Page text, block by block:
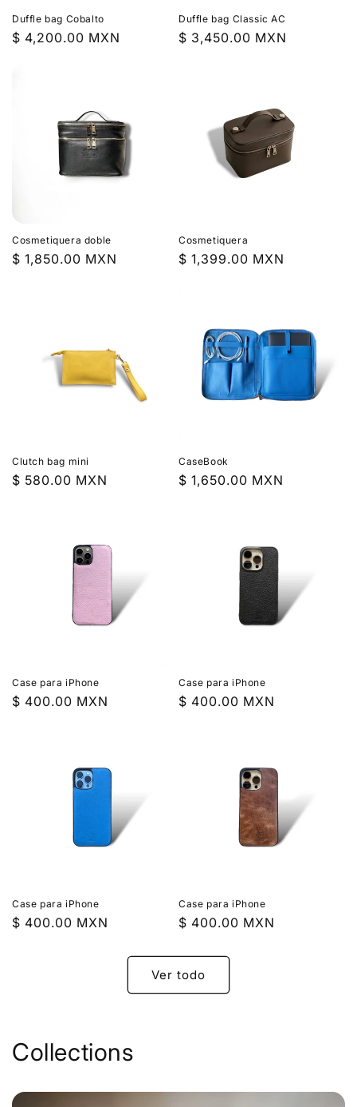
Duffle bag Cobalto
Precio
$ 4,200.00 MXN
Duffle bag Classic AC
Precio
$ 3,450.00 MXN
Cosmetiquera doble
Precio
$ 1,850.00 MXN
Cosmetiquera
Precio
$ 1,399.00 MXN
Clutch bag mini
Precio
$ 580.00 MXN
CaseBook
Precio
$ 1,650.00 MXN
Case para iPhone
Precio
$ 400.00 MXN
Case para iPhone
Precio
$ 400.00 MXN
Case para iPhone
Precio
$ 400.00 MXN
Case para iPhone
Precio
$ 400.00 MXN
Ver todo
Collections